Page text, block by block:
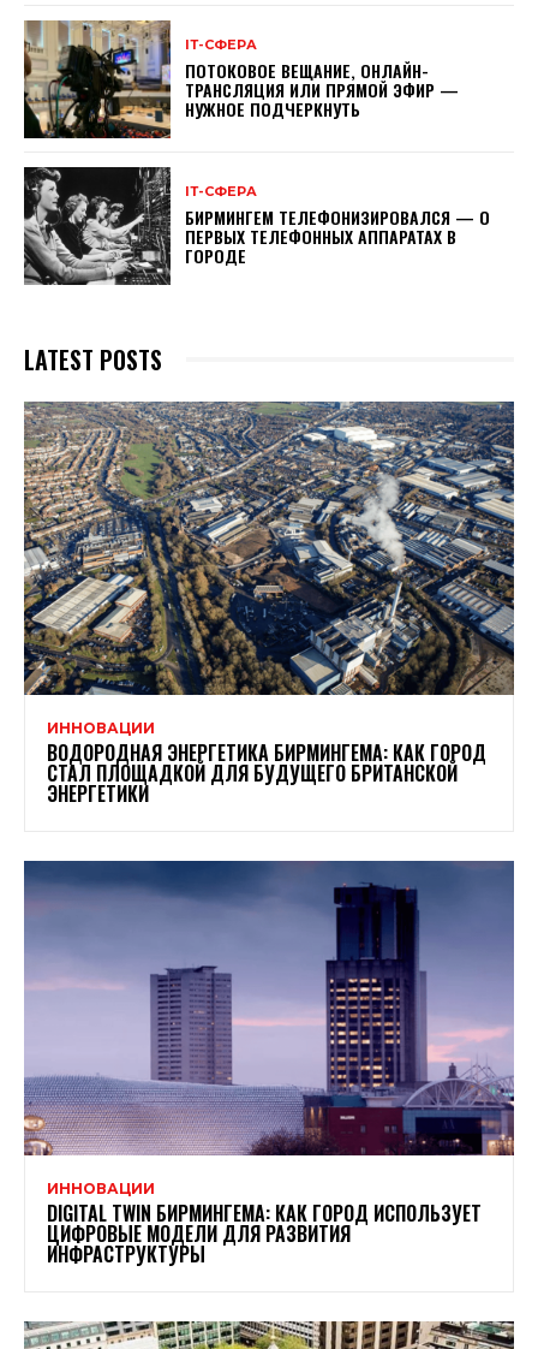
ІТ-СФЕРА
ПОТОКОВОЕ ВЕЩАНИЕ, ОНЛАЙН-
ТРАНСЛЯЦИЯ ИЛИ ПРЯМОЙ ЭФИР —
НУЖНОЕ ПОДЧЕРКНУТЬ
ІТ-СФЕРА
БИРМИНГЕМ ТЕЛЕФОНИЗИРОВАЛСЯ — О
ПЕРВЫХ ТЕЛЕФОННЫХ АППАРАТАХ В
ГОРОДЕ
LATEST POSTS
ИННОВАЦИИ
ВОДОРОДНАЯ ЭНЕРГЕТИКА БИРМИНГЕМА: КАК ГОРОД
СТАЛ ПЛОЩАДКОЙ ДЛЯ БУДУЩЕГО БРИТАНСКОЙ
ЭНЕРГЕТИКИ
ИННОВАЦИИ
DIGITAL TWIN БИРМИНГЕМА: КАК ГОРОД ИСПОЛЬЗУЕТ
ЦИФРОВЫЕ МОДЕЛИ ДЛЯ РАЗВИТИЯ
ИНФРАСТРУКТУРЫ